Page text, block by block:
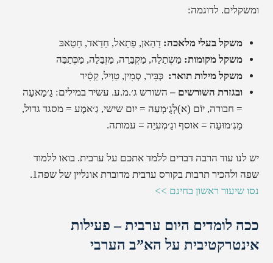
ומשקלים.לדוגמה:
משקל בעלי מלאכה:דַהַאן, פַתַאל, חַדַאד, חַטַאבּ
משקל מקומות:מַשְתַלַה, מַקְבַּרַה, מַזְבַּלַה, מַכְּתַבַּה
משקל מילות תואר:כְּבִּיר, סְמִין, טַוִיל, קַסִֿיר
ובגזרת השורשים – השורש ג׳.מ.ע. עשיר במילים:גַ׳מַאעַה
= חבורה, יוֹם (א)לְגֻ׳מְעַה = יום שישי, גַ׳אמֶע = מסגד גדול,
מַגְ׳מוּעַה = אוסף וגַ׳מְעִיַה = עמותה.
יש לנו עוד הרבה דברים ללמד אתכם על ערבית. בואו ללמוד
שפה ולהכיר תרבות בקורס ערבית מדוברת אונליין של שפה1.
נסו שיעור ראשון בחינם >>
ככה לומדים היום ערבית – פעילות
אינטרקטיבית על הא”ב הערבי